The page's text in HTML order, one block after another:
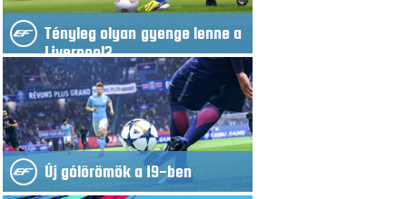
Tényleg olyan gyenge lenne a
Liverpool?
Új gólörömök a 19-ben